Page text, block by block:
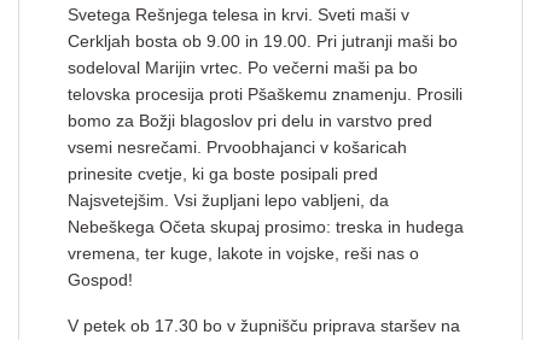
Svetega Rešnjega telesa in krvi. Sveti maši v
Cerkljah bosta ob 9.00 in 19.00. Pri jutranji maši bo
sodeloval Marijin vrtec. Po večerni maši pa bo
telovska procesija proti Pšaškemu znamenju. Prosili
bomo za Božji blagoslov pri delu in varstvo pred
vsemi nesrečami. Prvoobhajanci v košaricah
prinesite cvetje, ki ga boste posipali pred
Najsvetejšim. Vsi župljani lepo vabljeni, da
Nebeškega Očeta skupaj prosimo: treska in hudega
vremena, ter kuge, lakote in vojske, reši nas o
Gospod!
V petek ob 17.30 bo v župnišču priprava staršev na